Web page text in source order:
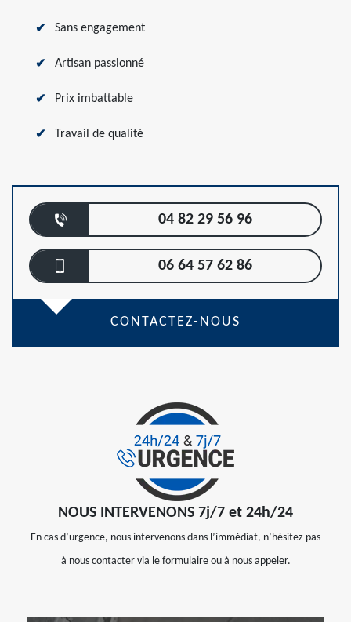
Sans engagement
Artisan passionné
Prix imbattable
Travail de qualité
04 82 29 56 96
06 64 57 62 86
CONTACTEZ-NOUS
NOUS INTERVENONS 7j/7 et 24h/24
En cas d’urgence, nous intervenons dans l’immédiat, n’hésitez pas
à nous contacter via le formulaire ou à nous appeler.